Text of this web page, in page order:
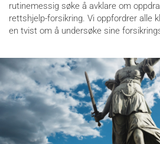
rutinemessig søke å avklare om
rettshjelp-forsikring. Vi oppfordrer alle
en tvist om å undersøke sine